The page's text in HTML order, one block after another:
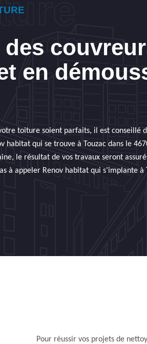
des
en
toiture soient parfaits, il est conseillé
habitat qui se trouve à Touzac dans le
le résultat de vos travaux seront
à appeler Renov habitat qui s’implante
Pour réussir vos projets de